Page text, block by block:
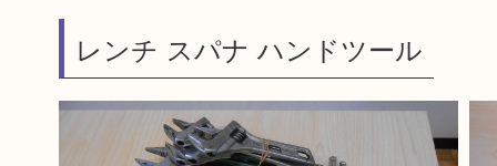
レンチ スパナ ハンドツール